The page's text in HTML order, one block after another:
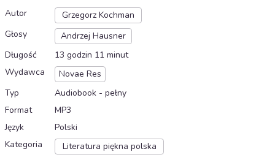
Autor
Grzegorz Kochman
Głosy
Andrzej Hausner
Długość
13 godzin 11 minut
Wydawca
Novae Res
Typ
Audiobook - pełny
Format
MP3
Język
Polski
Kategoria
Literatura piękna polska